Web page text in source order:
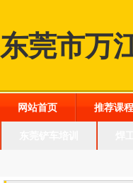
东莞市万
网站首页 推荐课程